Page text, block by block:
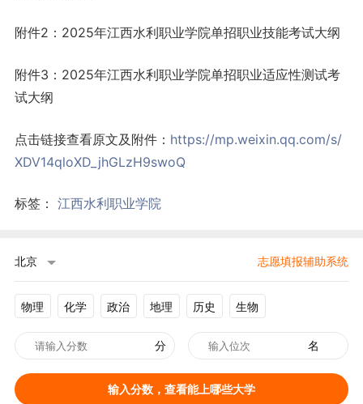
附件2：2025年江西水利职业学院单招职业技能考试大纲
附件3：2025年江西水利职业学院单招职业适应性测试考
试大纲
点击链接查看原文及附件： https://mp.weixin.qq.com/s/
XDV14qloXD_jhGLzH9swoQ
标签： 江西水利职业学院
北京 志愿填报辅助系统
物理 化学 政治 地理 历史 生物
分 名
输入分数，查看能上哪些大学